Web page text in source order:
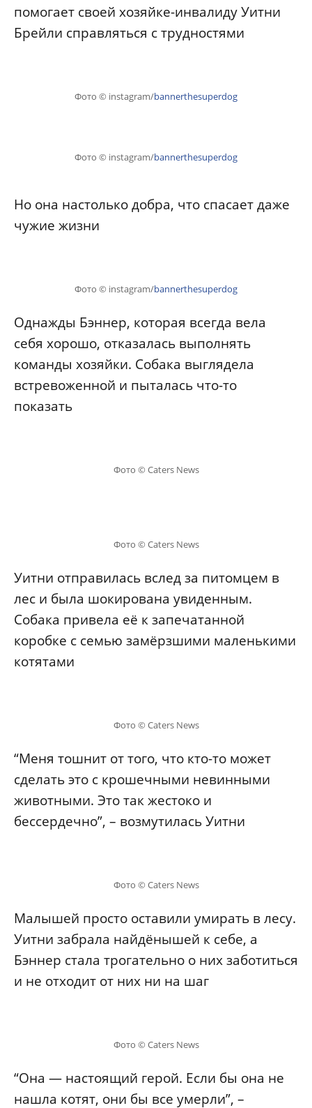
помогает своей хозяйке-инвалиду Уитни
Брейли справляться с трудностями
Фото © instagram/bannerthesuperdog
Фото © instagram/bannerthesuperdog
Но она настолько добра, что спасает даже
чужие жизни
Фото © instagram/bannerthesuperdog
Однажды Бэннер, которая всегда вела
себя хорошо, отказалась выполнять
команды хозяйки. Собака выглядела
встревоженной и пыталась что-то
показать
Фото © Caters News
Фото © Caters News
Уитни отправилась вслед за питомцем в
лес и была шокирована увиденным.
Собака привела её к запечатанной
коробке с семью замёрзшими маленькими
котятами
Фото © Caters News
“Меня тошнит от того, что кто-то может
сделать это с крошечными невинными
животными. Это так жестоко и
бессердечно”, – возмутилась Уитни
Фото © Caters News
Малышей просто оставили умирать в лесу.
Уитни забрала найдёнышей к себе, а
Бэннер стала трогательно о них заботиться
и не отходит от них ни на шаг
Фото © Caters News
“Она — настоящий герой. Если бы она не
нашла котят, они бы все умерли”, –